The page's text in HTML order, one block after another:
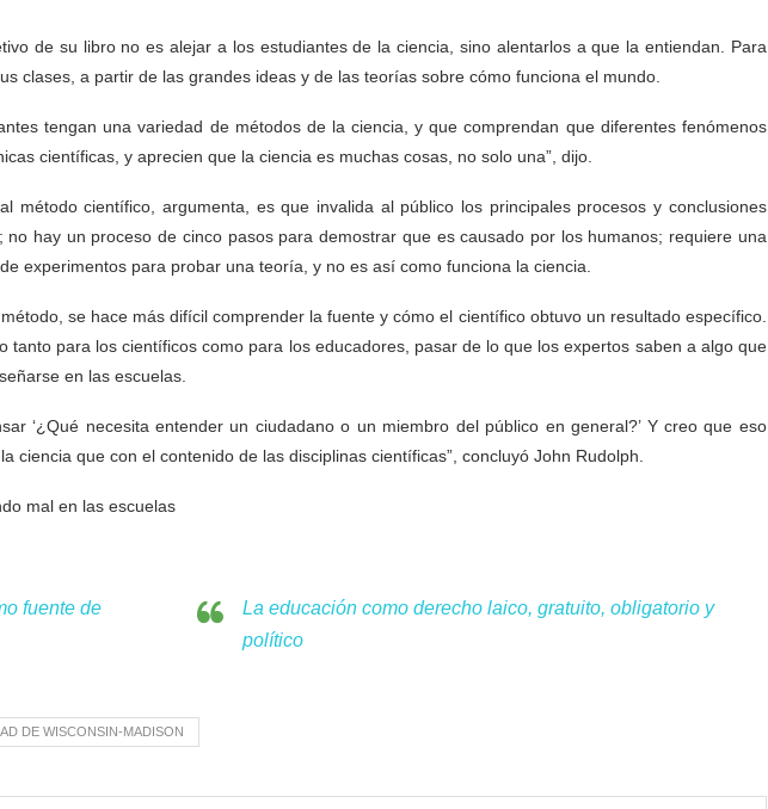
de su libro no es alejar a los estudiantes de la ciencia, sino alentarlos a que la entiendan. Para
clases, a partir de las grandes ideas y de las teorías sobre cómo funciona el mundo.
tengan una variedad de métodos de la ciencia, y que comprendan que diferentes fenómenos
científicas, y aprecien que la ciencia es muchas cosas, no solo una”, dijo.
método científico, argumenta, es que invalida al público los principales procesos y conclusiones
hay un proceso de cinco pasos para demostrar que es causado por los humanos; requiere una
experimentos para probar una teoría, y no es así como funciona la ciencia.
se hace más difícil comprender la fuente y cómo el científico obtuvo un resultado específico.
tanto para los científicos como para los educadores, pasar de lo que los expertos saben a algo que
en las escuelas.
‘¿Qué necesita entender un ciudadano o un miembro del público en general?’ Y creo que eso
ciencia que con el contenido de las disciplinas científicas”, concluyó John Rudolph.
mal en las escuelas
fuente de
La educación como derecho laico, gratuito, obligatorio y
político
DE WISCONSIN-MADISON